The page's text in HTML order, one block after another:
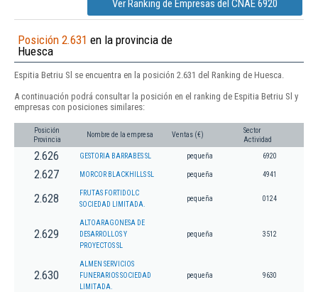
Ver Ranking de Empresas del CNAE 6920
Posición 2.631 en la provincia de
Huesca
Espitia Betriu Sl se encuentra en la posición 2.631 del Ranking de Huesca.
A continuación podrá consultar la posición en el ranking de Espitia Betriu Sl y
empresas con posiciones similares:
Posición
Provincia
Nombre de la empresa Ventas (€)
Sector
Actividad
2.626 GESTORIA BARRABES SL pequeña 6920
2.627 MORCOR BLACKHILLS SL pequeña 4941
2.628
FRUTAS FORTIDOLC
SOCIEDAD LIMITADA.
pequeña 0124
2.629
ALTOARAGONESA DE
DESARROLLOS Y
PROYECTOS SL
pequeña 3512
2.630
ALMEN SERVICIOS
FUNERARIOS SOCIEDAD
LIMITADA.
pequeña 9630